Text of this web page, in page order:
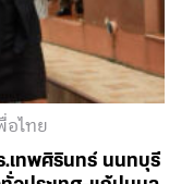
อไทย
.เทพศิรินทร์ นนทบุรี